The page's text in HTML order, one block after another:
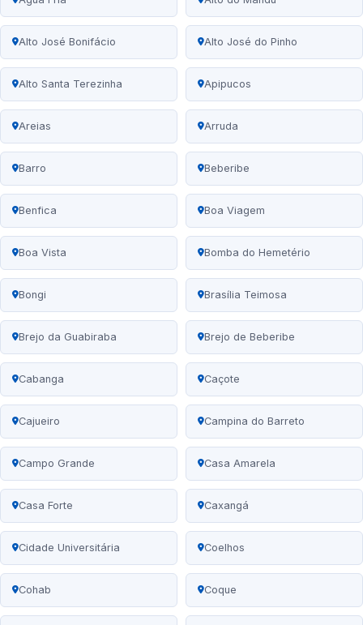
Alto José Bonifácio Alto José do Pinho
Alto Santa Terezinha Apipucos
Areias Arruda
Barro Beberibe
Benfica Boa Viagem
Boa Vista Bomba do Hemetério
Bongi Brasília Teimosa
Brejo da Guabiraba Brejo de Beberibe
Cabanga Caçote
Cajueiro Campina do Barreto
Campo Grande Casa Amarela
Casa Forte Caxangá
Cidade Universitária Coelhos
Cohab Coque